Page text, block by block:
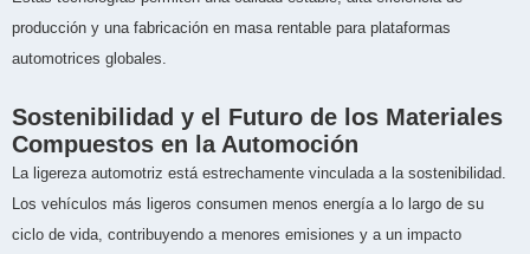
producción y una fabricación en masa rentable para plataformas
automotrices globales.
Sostenibilidad y el Futuro de los Materiales
Compuestos en la Automoción
La ligereza automotriz está estrechamente vinculada a la sostenibilidad.
Los vehículos más ligeros consumen menos energía a lo largo de su
ciclo de vida, contribuyendo a menores emisiones y a un impacto